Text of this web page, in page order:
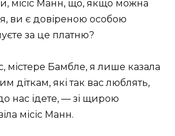
місіс Манн, що, якщо можна
ви є довіреною особою
за це платню?
містере Бамбле, я лише казала
діткам, які так вас люблять,
нас ідете, — зі щирою
місіс Манн.